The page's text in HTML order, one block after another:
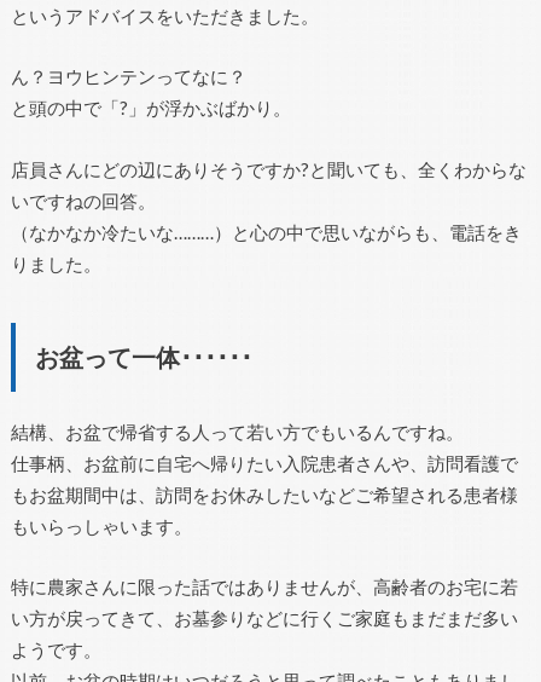
というアドバイスをいただきました。
ん？ヨウヒンテンってなに？
と頭の中で「?」が浮かぶばかり。
店員さんにどの辺にありそうですか?と聞いても、全くわからな
いですねの回答。
（なかなか冷たいな………）と心の中で思いながらも、電話をき
りました。
お盆って一体･･････
結構、お盆で帰省する人って若い方でもいるんですね。
仕事柄、お盆前に自宅へ帰りたい入院患者さんや、訪問看護で
もお盆期間中は、訪問をお休みしたいなどご希望される患者様
もいらっしゃいます。
特に農家さんに限った話ではありませんが、高齢者のお宅に若
い方が戻ってきて、お墓参りなどに行くご家庭もまだまだ多い
ようです。